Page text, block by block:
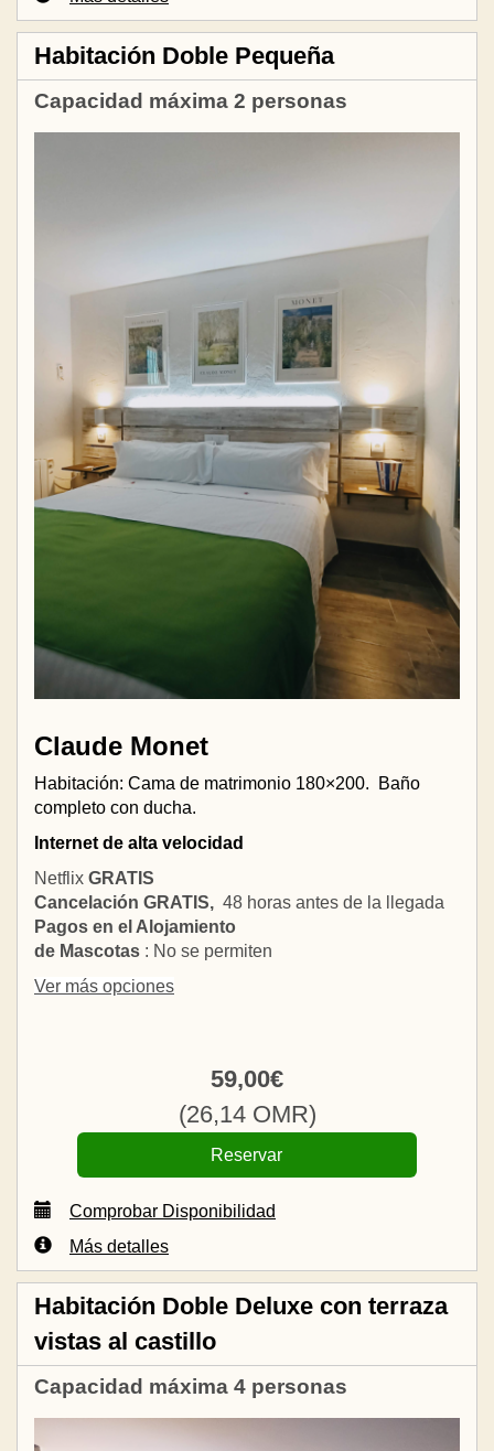
Habitación Doble Pequeña
Capacidad máxima 2 personas
Claude Monet
Habitación: Cama de matrimonio 180×200.
Baño
completo con ducha.
Internet de alta velocidad
Netflix GRATIS
Cancelación GRATIS, 48 horas antes de la llegada
Pagos en el Alojamiento
de Mascotas : No se permiten
Ver más opciones
59,00€
(26,14OMR)
Comprobar Disponibilidad
Más detalles
Habitación Doble Deluxe con terraza
vistas al castillo
Capacidad máxima 4 personas